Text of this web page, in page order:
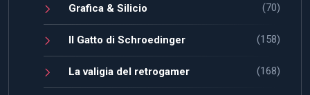
Grafica & Silicio (70)
Il Gatto di Schroedinger (158)
La valigia del retrogamer (168)